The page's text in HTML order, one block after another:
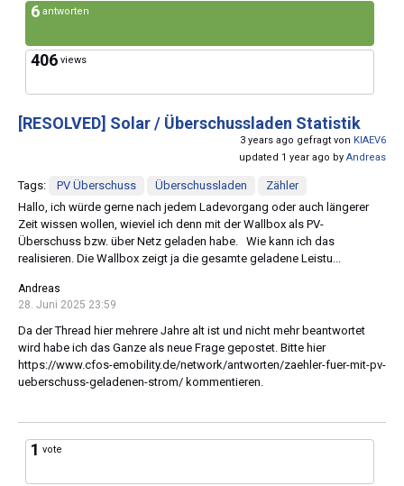
6 antworten
406 views
[RESOLVED] Solar / Überschussladen Statistik
3 years ago gefragt von KIAEV6
updated 1 year ago by Andreas
Tags: PV Überschuss Überschussladen
Zähler
Hallo, ich würde gerne nach jedem Ladevorgang oder auch längerer
Zeit wissen wollen, wieviel ich denn mit der Wallbox als PV-
Überschuss bzw. über Netz geladen habe. Wie kann ich das
realisieren. Die Wallbox zeigt ja die gesamte geladene Leistu...
Andreas
28. Juni 2025 23:59
Da der Thread hier mehrere Jahre alt ist und nicht mehr beantwortet
wird habe ich das Ganze als neue Frage gepostet. Bitte hier
https://www.cfos-emobility.de/network/antworten/zaehler-fuer-mit-pv-
ueberschuss-geladenen-strom/ kommentieren.
1 vote